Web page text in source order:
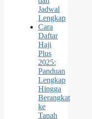
Jadwal
Lengkap
Cara
Daftar
Haji
Plus
2025:
Panduan
Lengkap
Hingga
Berangkat
ke
Tanah